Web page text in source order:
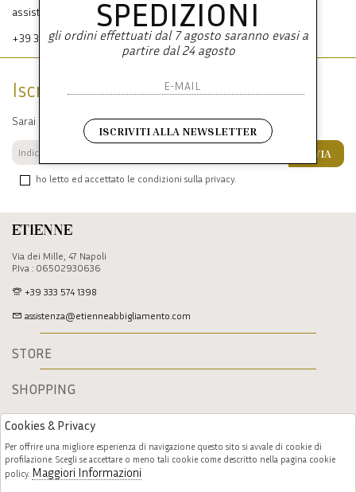
assistenza@etienneabbigliamento.com
+39 333 574 1398
Etienne
Via dei Mille, 47 Napoli
P.Iva : 06502930636
+39 333 574 1398
assistenza@etienneabbigliamento.com
STORE
SHOPPING
Iscriviti alla newsletter
Sarai sempre aggiornato su offerte e promozioni.
ho letto ed accettato le condizioni sulla privacy.
INVIA
SPEDIZIONI
gli ordini effettuati dal 7 agosto saranno evasi a
partire dal 24 agosto
ISCRIVITI ALLA NEWSLETTER
Cookies & Privacy
Per offrire una migliore esperienza di navigazione questo sito si avvale di cookie di
profilazione. Scegli se accettare o meno tali cookie come descritto nella pagina cookie
policy. Maggiori Informazioni